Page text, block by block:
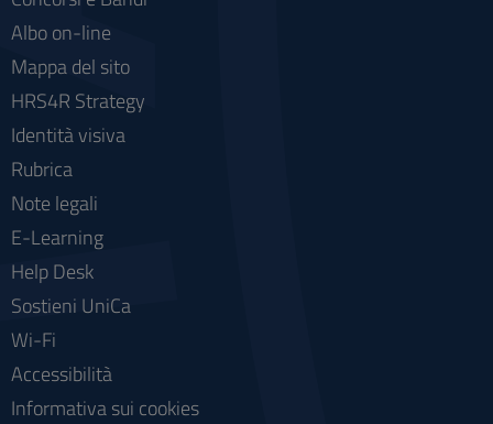
Albo on-line
Mappa del sito
HRS4R Strategy
Identità visiva
Rubrica
Note legali
E-Learning
Help Desk
Sostieni UniCa
Wi-Fi
Accessibilità
Informativa sui cookies